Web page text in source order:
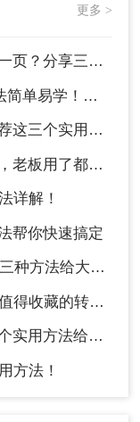
更多 >
单且高效的方法！
！值得收藏！
用方法给你！
了都给满分！
详解！
帮你快速搞定
方法给大家！
的转换方法!！
用方法给你！
方法！